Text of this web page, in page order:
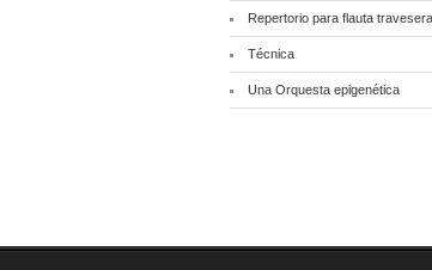
Repertorio para flauta travesera
Técnica
Una Orquesta epigenética